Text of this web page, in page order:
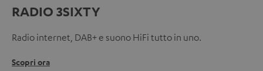
RADIO 3SIXTY
Radio internet, DAB+ e suono HiFi tutto in uno.
Scopri ora